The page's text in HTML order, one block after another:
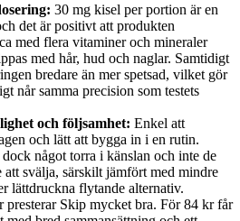
30 mg kisel per portion är en
det är positivt att produkten
med flera vitaminer och mineraler
med hår, hud och naglar. Samtidigt
bredare än mer spetsad, vilket gör
når samma precision som testets
och följsamhet: Enkel att
och lätt att bygga in i en rutin.
något torra i känslan och inte de
att svälja, särskilt jämfört med mindre
lättdruckna flytande alternativ.
presterar Skip mycket bra. För 84 kr får